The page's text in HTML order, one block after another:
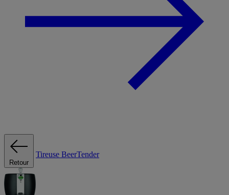
Retour
Tireuse BeerTender